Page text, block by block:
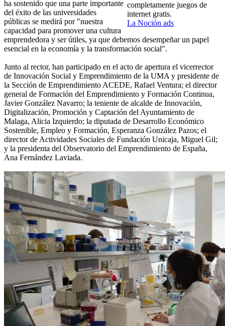
completamente juegos de
internet gratis.
La Noción ads
ha sostenido que una parte importante
del éxito de las universidades
públicas se medirá por "nuestra
capacidad para promover una cultura
emprendedora y ser útiles, ya que debemos desempeñar un papel
esencial en la economía y la transformación social".
Junto al rector, han participado en el acto de apertura el vicerrector
de Innovación Social y Emprendimiento de la UMA y presidente de
la Sección de Emprendimiento ACEDE, Rafael Ventura; el director
general de Formación del Emprendimiento y Formación Continua,
Javier González Navarro; la teniente de alcalde de Innovación,
Digitalización, Promoción y Captación del Ayuntamiento de
Malaga, Alicia Izquierdo; la diputada de Desarrollo Económico
Sostenible, Empleo y Formación, Esperanza González Pazos; el
director de Actividades Sociales de Fundación Unicaja, Miguel Gil;
y la presidenta del Observatorio del Emprendimiento de España,
Ana Fernández Laviada.